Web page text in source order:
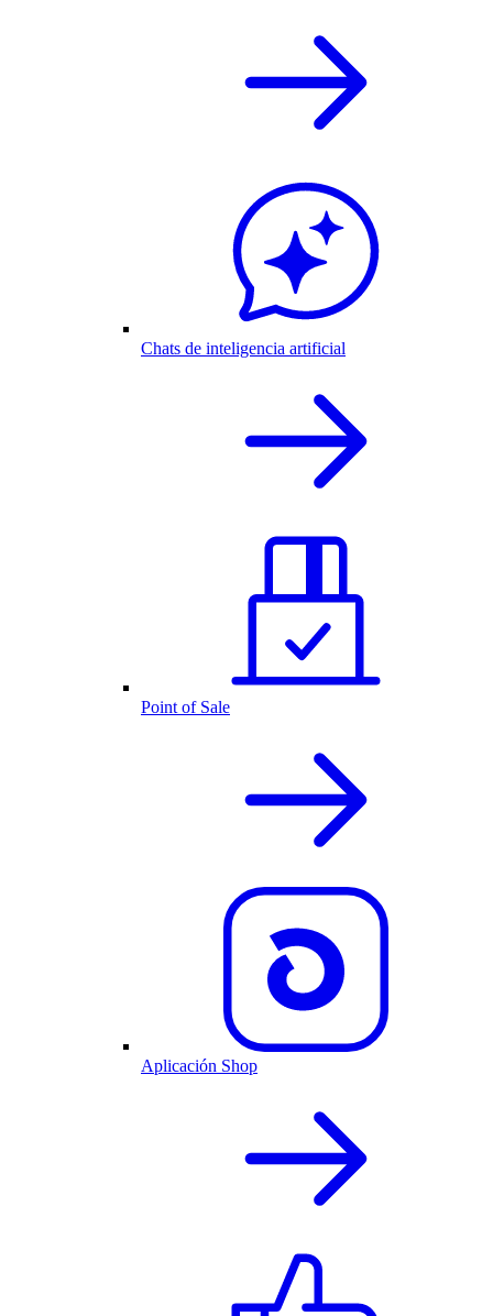
Chats de inteligencia artificial
Point of Sale
Aplicación Shop